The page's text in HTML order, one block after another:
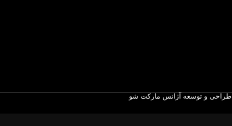
طراحی و توسعه آژانس مارکت شو